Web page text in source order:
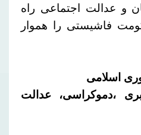
عدالت اجتماعی راه
فاشیستی را هموار
اسلامی
،دموکراسی، عدالت